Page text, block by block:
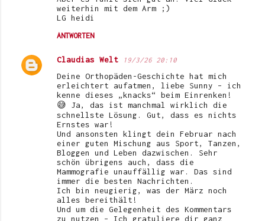
weiterhin mit dem Arm ;)
LG heidi
ANTWORTEN
Claudias Welt 19/3/26 20:10
Deine Orthopäden-Geschichte hat mich
erleichtert aufatmen, liebe Sunny – ich
kenne dieses „knacks“ beim Einrenken!
😅 Ja, das ist manchmal wirklich die
schnellste Lösung. Gut, dass es nichts
Ernstes war!
Und ansonsten klingt dein Februar nach
einer guten Mischung aus Sport, Tanzen,
Bloggen und Leben dazwischen. Sehr
schön übrigens auch, dass die
Mammografie unauffällig war. Das sind
immer die besten Nachrichten.
Ich bin neugierig, was der März noch
alles bereithält!
Und um die Gelegenheit des Kommentars
zu nutzen – Ich gratuliere dir ganz